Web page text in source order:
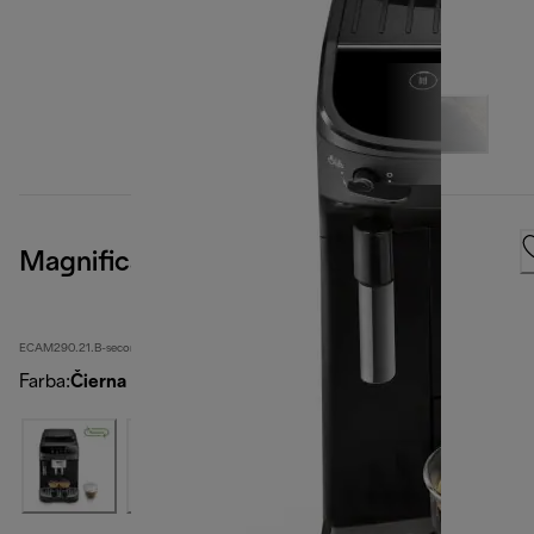
Magnifica Evo
ECAM290.21.B-second
Farba:Čierna